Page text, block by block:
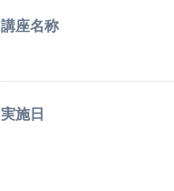
講座名称
実施日